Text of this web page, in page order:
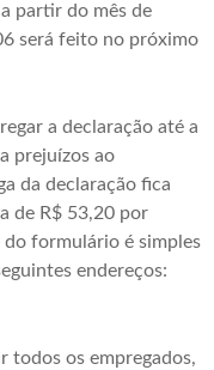
partir do mês de
será feito no próximo
a declaração até a
prejuízos ao
da declaração fica
de R$ 53,20 por
formulário é simples
endereços:
todos os empregados,